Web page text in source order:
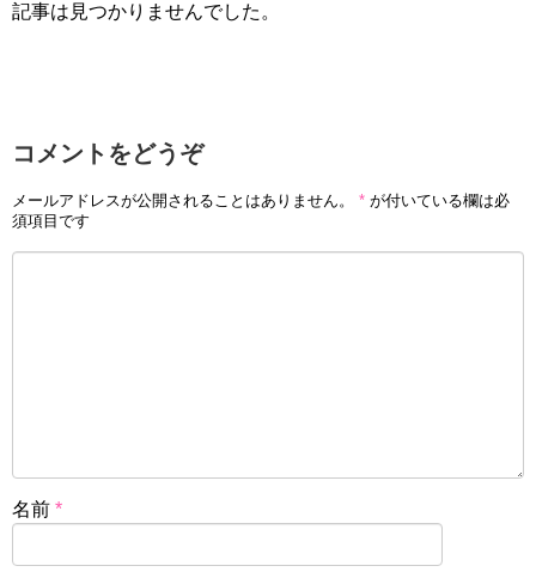
記事は見つかりませんでした。
コメントをどうぞ
メールアドレスが公開されることはありません。 * が付いている欄は必
須項目です
名前 *